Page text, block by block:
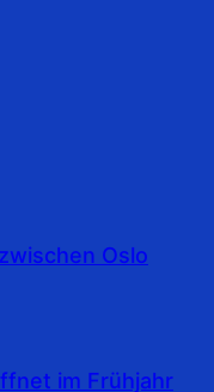
Oslo
im Frühjahr